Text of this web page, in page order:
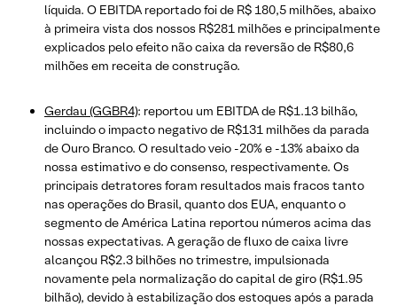
líquida. O EBITDA reportado foi de R$ 180,5 milhões, abaixo
à primeira vista dos nossos R$281 milhões e principalmente
explicados pelo efeito não caixa da reversão de R$80,6
milhões em receita de construção.
Gerdau (GGBR4): reportou um EBITDA de R$1.13 bilhão,
incluindo o impacto negativo de R$131 milhões da parada
de Ouro Branco. O resultado veio -20% e -13% abaixo da
nossa estimativo e do consenso, respectivamente. Os
principais detratores foram resultados mais fracos tanto
nas operações do Brasil, quanto dos EUA, enquanto o
segmento de América Latina reportou números acima das
nossas expectativas. A geração de fluxo de caixa livre
alcançou R$2.3 bilhões no trimestre, impulsionada
novamente pela normalização do capital de giro (R$1.95
bilhão), devido à estabilização dos estoques após a parada